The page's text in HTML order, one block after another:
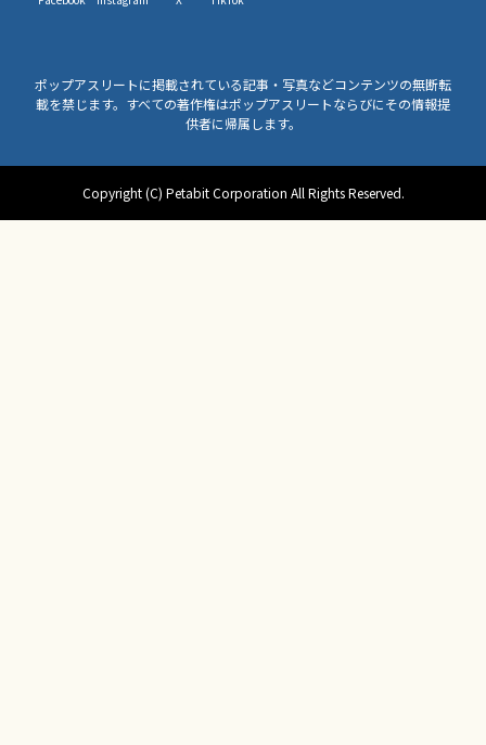
ポップアスリートに掲載されている記事・写真などコンテンツの無断転
載を禁じます。すべての著作権はポップアスリートならびにその情報提
供者に帰属します。
Copyright (C) Petabit Corporation All Rights Reserved.